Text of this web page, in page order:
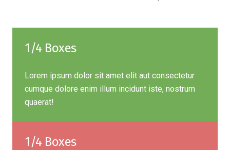
1/4 Boxes
Lorem ipsum dolor sit amet elit aut consectetur
cumque dolore enim illum incidunt iste, nostrum
quaerat!
1/4 Boxes